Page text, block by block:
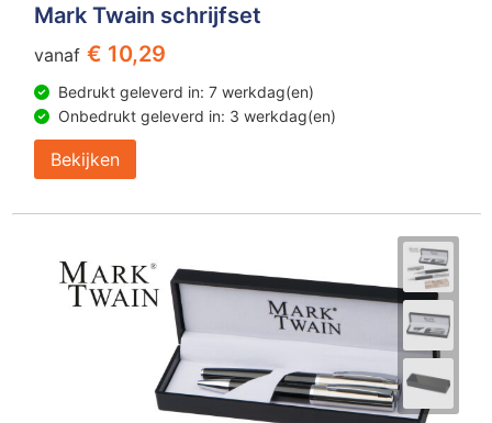
Mark Twain schrijfset
vanaf € 10,29
Bedrukt geleverd in: 7 werkdag(en)
Onbedrukt geleverd in: 3 werkdag(en)
Bekijken